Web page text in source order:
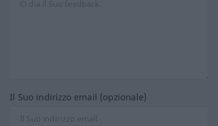
Il Suo indirizzo email (opzionale)